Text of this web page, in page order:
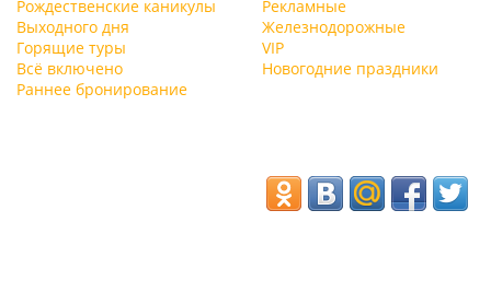
Рождественские каникулы
Рекламные
Выходного дня
Железнодорожные
Горящие туры
VIP
Всё включено
Новогодние праздники
Раннее бронирование